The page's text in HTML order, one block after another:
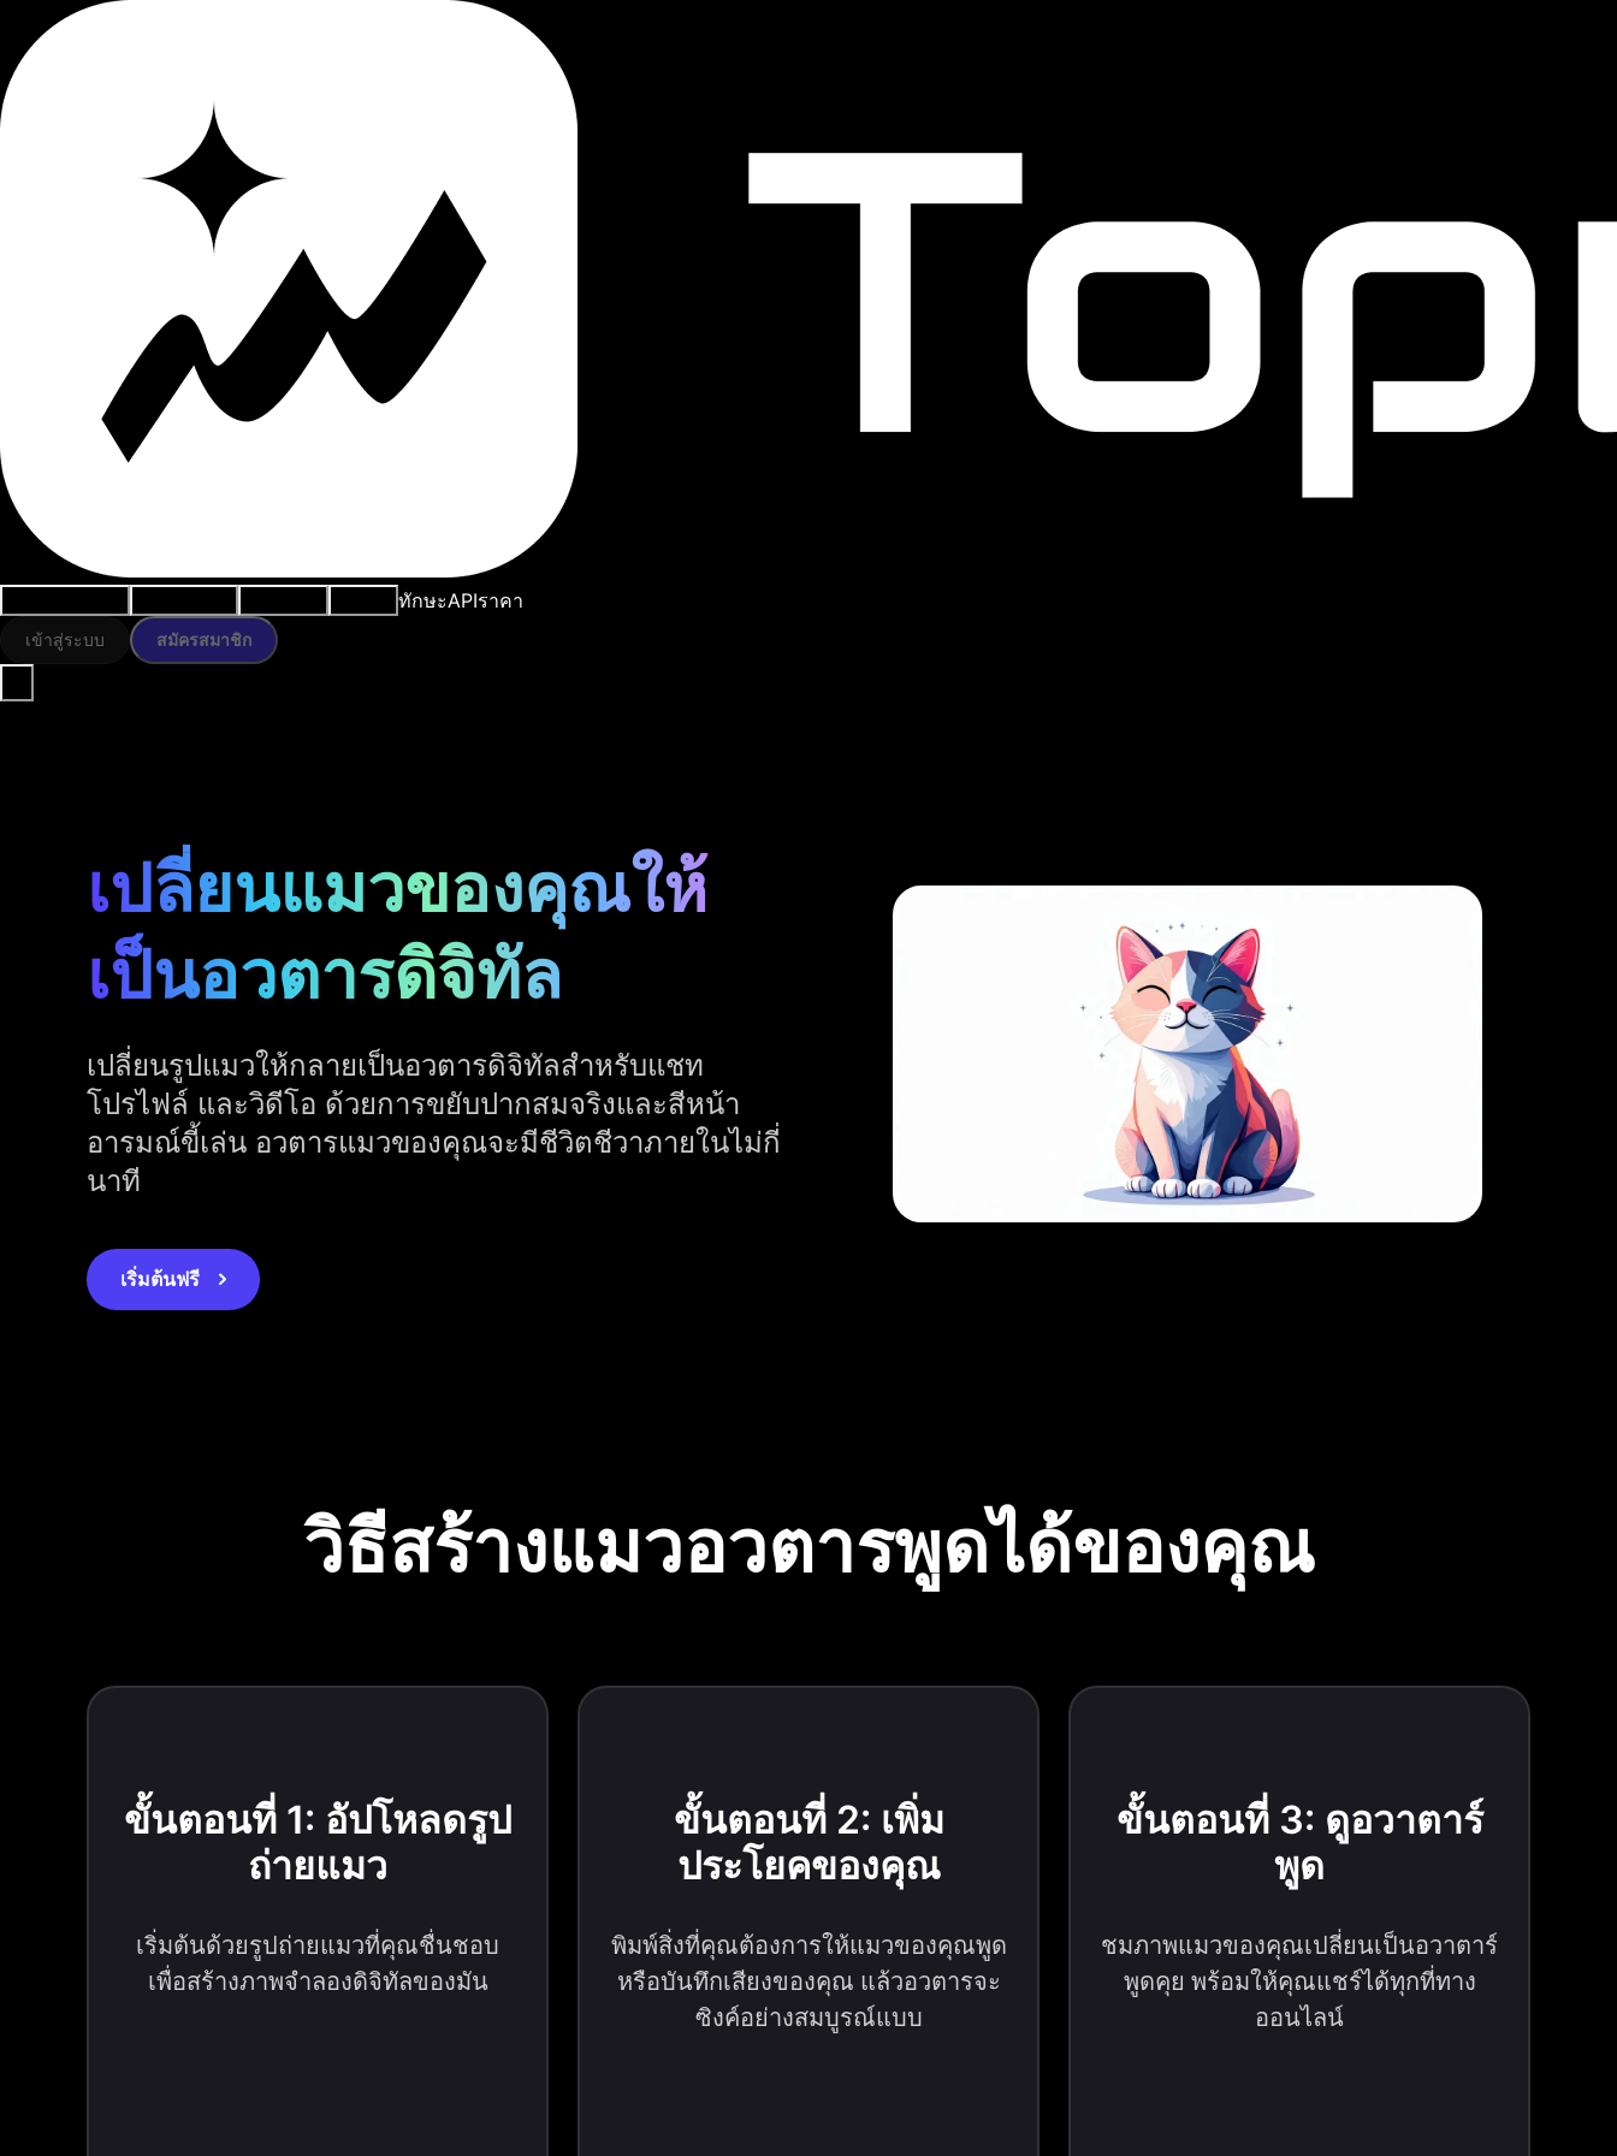
ทักษะAPIราคา
เข้าสู่ระบบ สมัครสมาชิก
เปลี่ยนแมวของคุณให้
เป็นอวตารดิจิทัล
เปลี่ยนรูปแมวให้กลายเป็นอวตารดิจิทัลสำหรับแชท
โปรไฟล์ และวิดีโอ ด้วยการขยับปากสมจริงและสีหน้า
อารมณ์ขี้เล่น อวตารแมวของคุณจะมีชีวิตชีวาภายในไม่กี่
นาที
เริ่มต้นฟรี
วิธีสร้างแมวอวตารพูดได้ของคุณ
ขั้นตอนที่ 1: อัปโหลดรูป
ถ่ายแมว
เริ่มต้นด้วยรูปถ่ายแมวที่คุณชื่นชอบ
เพื่อสร้างภาพจำลองดิจิทัลของมัน
ขั้นตอนที่ 2: เพิ่ม
ประโยคของคุณ
พิมพ์สิ่งที่คุณต้องการให้แมวของคุณพูด
หรือบันทึกเสียงของคุณ แล้วอวตารจะ
ซิงค์อย่างสมบูรณ์แบบ
ขั้นตอนที่ 3: ดูอวาตาร์
พูด
ชมภาพแมวของคุณเปลี่ยนเป็นอวาตาร์
พูดคุย พร้อมให้คุณแชร์ได้ทุกที่ทาง
ออนไลน์